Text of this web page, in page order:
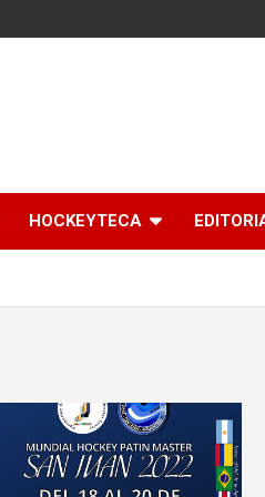
HOCKEYTECA